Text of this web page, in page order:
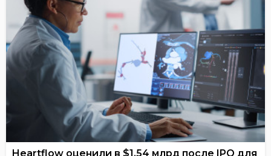
Heartflow оценили в $1,54 млрд после IPO для